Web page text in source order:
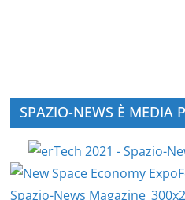
SPAZIO-NEWS È MEDIA